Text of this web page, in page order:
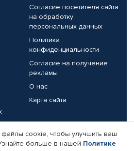
Согласие посетителя сайта
на обработку
персональных данных
Политика
конфиденциальности
Согласие на получение
рекламы
О нас
Карта сайта
cookie, чтобы улучшить ваш
больше в нашей Политике